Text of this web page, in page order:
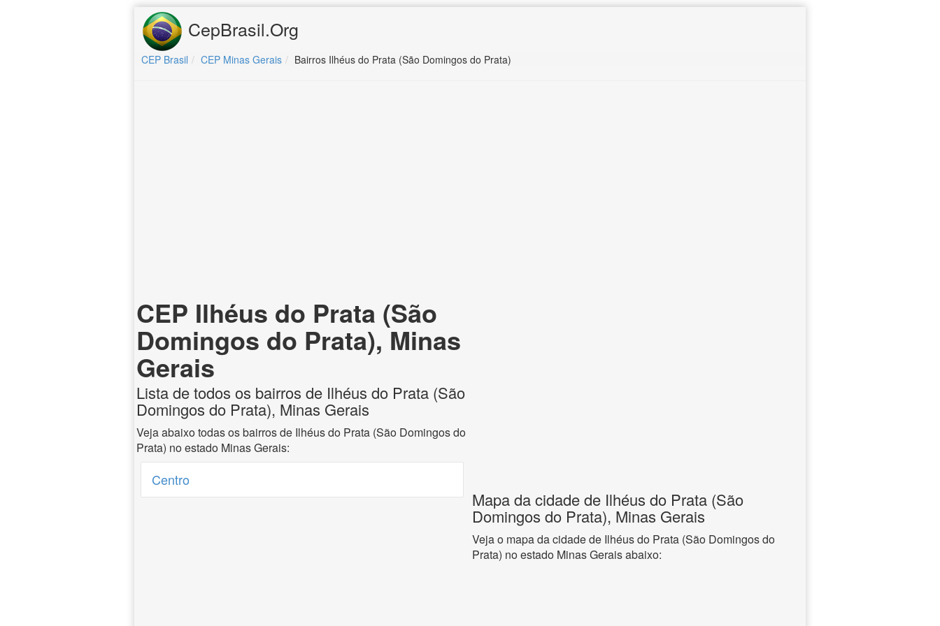
CepBrasil.Org
CEP Brasil CEP Minas Gerais Bairros Ilhéus do Prata (São Domingos do Prata)
CEP Ilhéus do Prata (São
Domingos do Prata), Minas
Gerais
Lista de todos os bairros de Ilhéus do Prata (São
Domingos do Prata), Minas Gerais
Veja abaixo todas os bairros de Ilhéus do Prata (São Domingos do
Prata) no estado Minas Gerais:
Centro
Mapa da cidade de Ilhéus do Prata (São
Domingos do Prata), Minas Gerais
Veja o mapa da cidade de Ilhéus do Prata (São Domingos do
Prata) no estado Minas Gerais abaixo: